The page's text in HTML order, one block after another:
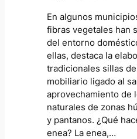
En algunos
fibras vegetales han
del entorno
ellas, destaca la
tradicionales sillas
mobiliario ligado al
aprovechamiento de
naturales de zonas
y pantanos. ¿Qué
enea? La enea,…